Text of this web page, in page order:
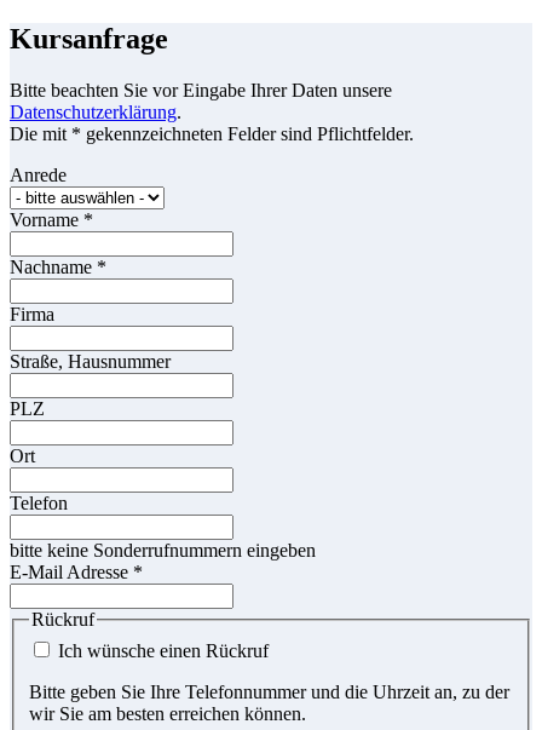
Kursanfrage
Bitte beachten Sie vor Eingabe Ihrer Daten unsere
Datenschutzerklärung.
Die mit * gekennzeichneten Felder sind Pflichtfelder.
Anrede
Vorname *
Nachname *
Firma
Straße, Hausnummer
PLZ
Ort
Telefon
bitte keine Sonderrufnummern eingeben
E-Mail Adresse *
Rückruf
Ich wünsche einen Rückruf
Bitte geben Sie Ihre Telefonnummer und die Uhrzeit an, zu der
wir Sie am besten erreichen können.